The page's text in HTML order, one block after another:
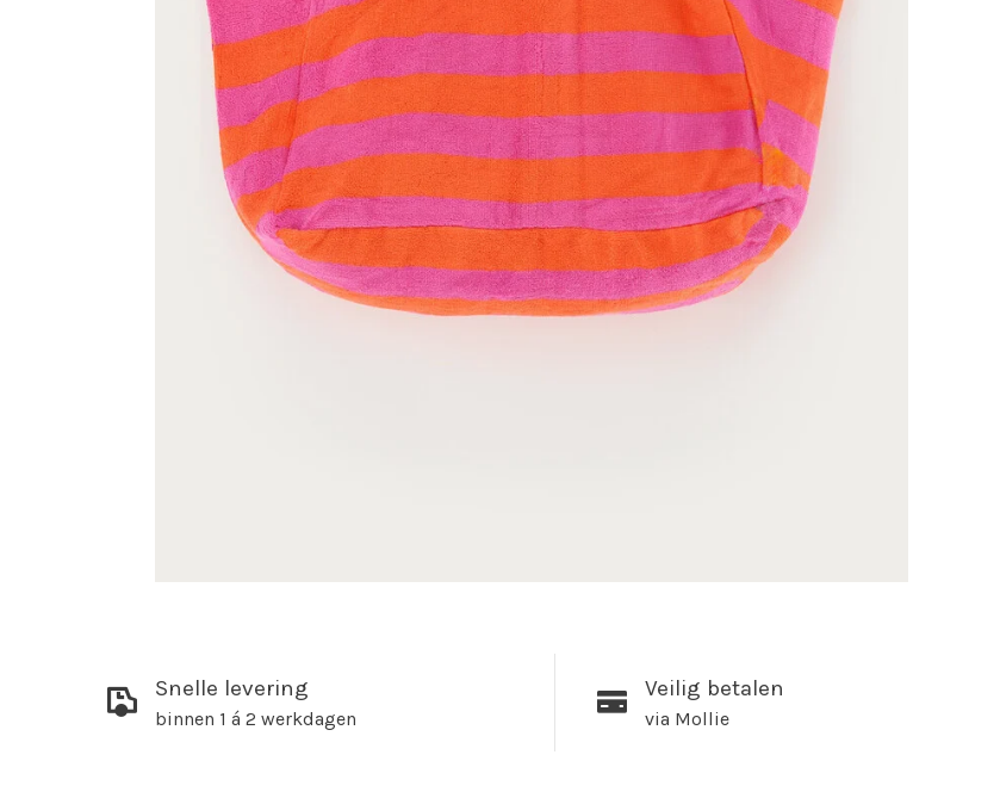
Snelle levering
binnen 1 á 2 werkdagen
Veilig betalen
via Mollie